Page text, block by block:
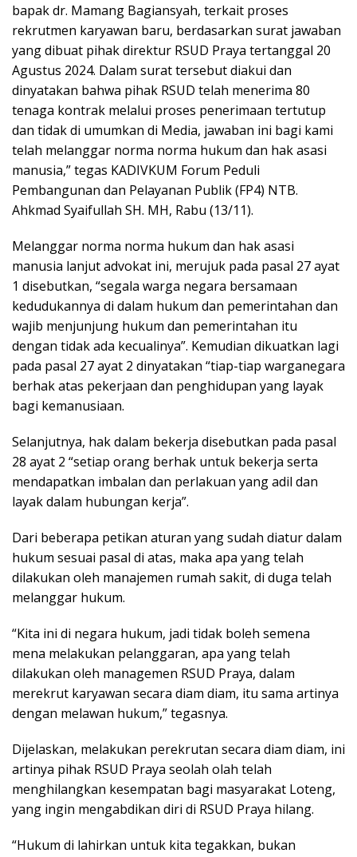
bapak dr. Mamang Bagiansyah, terkait proses
rekrutmen karyawan baru, berdasarkan surat jawaban
yang dibuat pihak direktur RSUD Praya tertanggal 20
Agustus 2024. Dalam surat tersebut diakui dan
dinyatakan bahwa pihak RSUD telah menerima 80
tenaga kontrak melalui proses penerimaan tertutup
dan tidak di umumkan di Media, jawaban ini bagi kami
telah melanggar norma norma hukum dan hak asasi
manusia,” tegas KADIVKUM Forum Peduli
Pembangunan dan Pelayanan Publik (FP4) NTB.
Ahkmad Syaifullah SH. MH, Rabu (13/11).
Melanggar norma norma hukum dan hak asasi
manusia lanjut advokat ini, merujuk pada pasal 27 ayat
1 disebutkan, “segala warga negara bersamaan
kedudukannya di dalam hukum dan pemerintahan dan
wajib menjunjung hukum dan pemerintahan itu
dengan tidak ada kecualinya”. Kemudian dikuatkan lagi
pada pasal 27 ayat 2 dinyatakan “tiap-tiap warganegara
berhak atas pekerjaan dan penghidupan yang layak
bagi kemanusiaan.
Selanjutnya, hak dalam bekerja disebutkan pada pasal
28 ayat 2 “setiap orang berhak untuk bekerja serta
mendapatkan imbalan dan perlakuan yang adil dan
layak dalam hubungan kerja”.
Dari beberapa petikan aturan yang sudah diatur dalam
hukum sesuai pasal di atas, maka apa yang telah
dilakukan oleh manajemen rumah sakit, di duga telah
melanggar hukum.
“Kita ini di negara hukum, jadi tidak boleh semena
mena melakukan pelanggaran, apa yang telah
dilakukan oleh managemen RSUD Praya, dalam
merekrut karyawan secara diam diam, itu sama artinya
dengan melawan hukum,” tegasnya.
Dijelaskan, melakukan perekrutan secara diam diam, ini
artinya pihak RSUD Praya seolah olah telah
menghilangkan kesempatan bagi masyarakat Loteng,
yang ingin mengabdikan diri di RSUD Praya hilang.
“Hukum di lahirkan untuk kita tegakkan, bukan